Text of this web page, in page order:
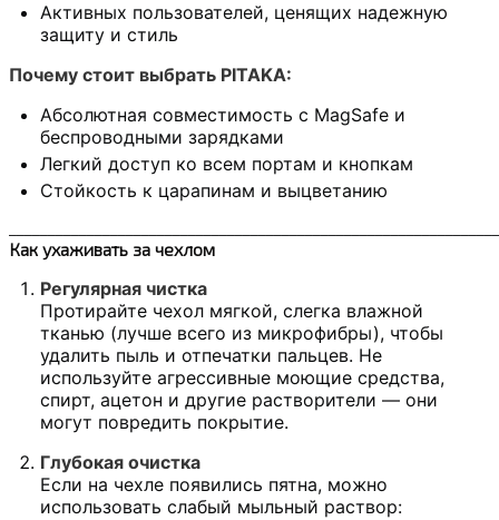
Активных пользователей, ценящих надежную
защиту и стиль
Почему стоит выбрать PITAKA:
Абсолютная совместимость с MagSafe и
беспроводными зарядками
Легкий доступ ко всем портам и кнопкам
Стойкость к царапинам и выцветанию
Как ухаживать за чехлом
Регулярная чистка
Протирайте чехол мягкой, слегка влажной
тканью (лучше всего из микрофибры), чтобы
удалить пыль и отпечатки пальцев. Не
используйте агрессивные моющие средства,
спирт, ацетон и другие растворители — они
могут повредить покрытие.
Глубокая очистка
Если на чехле появились пятна, можно
использовать слабый мыльный раствор: